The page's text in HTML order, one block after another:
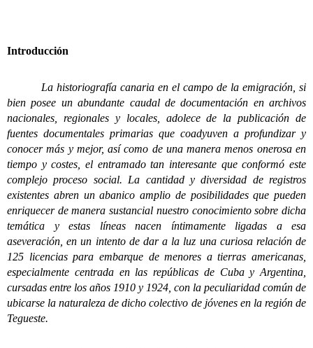
Introducción
La historiografía canaria en el campo de la emigración, si
bien posee un abundante caudal de documentación en archivos
nacionales, regionales y locales, adolece de la publicación de
fuentes documentales primarias que coadyuven a profundizar y
conocer más y mejor, así como de una manera menos onerosa en
tiempo y costes, el entramado tan interesante que conformó este
complejo proceso social. La cantidad y diversidad de registros
existentes abren un abanico amplio de posibilidades que pueden
enriquecer de manera sustancial nuestro conocimiento sobre dicha
temática y estas líneas nacen íntimamente ligadas a esa
aseveración, en un intento de dar a la luz una curiosa relación de
125 licencias para embarque de menores a tierras americanas,
especialmente centrada en las repúblicas de Cuba y Argentina,
cursadas entre los años 1910 y 1924, con la peculiaridad común de
ubicarse la naturaleza de dicho colectivo de jóvenes en la región de
Tegueste.